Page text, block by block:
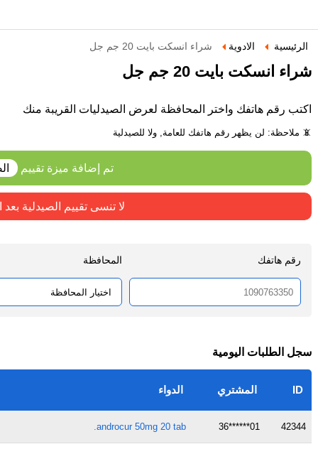
الرئيسية الادوية شراء انسكت بايت 20 جم جل
شراء انسكت بايت 20 جم جل
اكتب رقم هاتفك واختر المحافظة لعرض الصيدليات القريبة منك
📵 ملاحظة: لن يظهر رقم هاتفك للعامة, ولا للصيدلية
تم إضافة ميزة تقييم
لا تنسى تقييم الصيدلية
رقم هاتفك المحافظة
سجل الطلبات اليومية
ID المشتري الدواء
42344
01******36
androcur 50mg 20 tab.